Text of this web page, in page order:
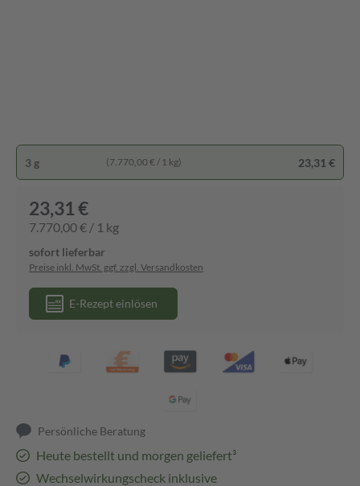
3 g (7.770,00 € / 1 kg) 23,31 €
23,31 €
7.770,00 € / 1 kg
sofort lieferbar
Preise inkl. MwSt. ggf. zzgl. Versandkosten
E-Rezept einlösen
Persönliche Beratung
Heute bestellt und morgen geliefert³
Wechselwirkungscheck inklusive